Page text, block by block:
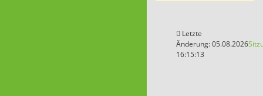
Letzte
Änderung: 05.08.2026
16:15:13